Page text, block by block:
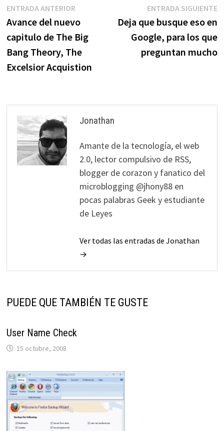
Navegación
de
entradas
ENTRADA ANTERIOREntrada
anterior:
Avance del nuevo
capitulo de The Big
Bang Theory, The
Excelsior Acquistion
ENTRADA SIGUIENTE
Deja que busque eso en
Google, para los que
preguntan mucho
Jonathan
Amante de la tecnología, el web
2.0, lector compulsivo de RSS,
blogger de corazon y fanatico del
microblogging @jhony88 en
pocas palabras Geek y estudiante
de Leyes
Ver todas las entradas de Jonathan
→
PUEDE QUE TAMBIÉN TE GUSTE
User Name Check
15 octubre, 2008